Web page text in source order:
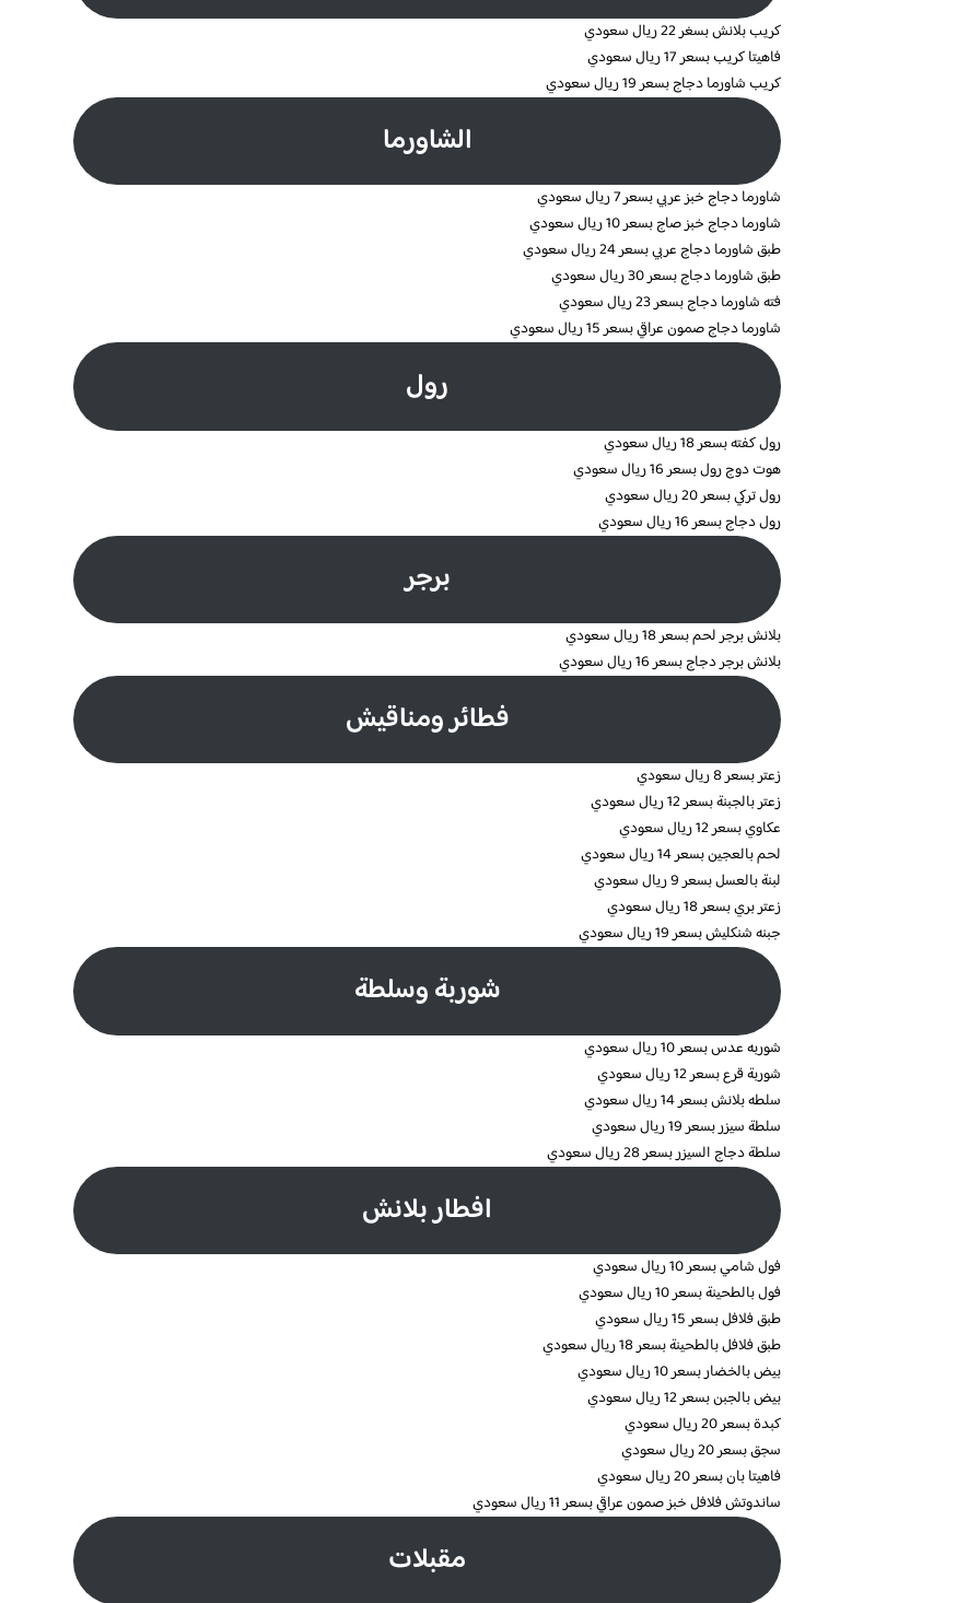
كريب بلانش بسغر 22 ريال سعودي
فاهيتا كريب بسعر 17 ريال سعودي
كريب شاورما دجاج بسعر 19 ريال سعودي
الشاورما
شاورما دجاج خبز عربي بسعر 7 ريال سعودي
شاورما دجاج خبز صاج بسعر 10 ريال سعودي
طبق شاورما دجاج عربي بسعر 24 ريال سعودي
طبق شاورما دجاج بسعر 30 ريال سعودي
فته شاورما دجاج بسعر 23 ريال سعودي
شاورما دجاج صمون عراقي بسعر 15 ريال سعودي
رول
رول كفته بسعر 18 ريال سعودي
هوت دوج رول بسعر 16 ريال سعودي
رول تركي بسعر 20 ريال سعودي
رول دجاج بسعر 16 ريال سعودي
برجر
بلانش برجر لحم بسعر 18 ريال سعودي
بلانش برجر دجاج بسعر 16 ريال سعودي
فطائر ومناقيش
زعتر بسعر 8 ريال سعودي
زعتر بالجبنة بسعر 12 ريال سعودي
عكاوي بسعر 12 ريال سعودي
لحم بالعجين بسعر 14 ريال سعودي
لبنة بالعسل بسعر 9 ريال سعودي
زعتر بري بسعر 18 ريال سعودي
جبنه شنكليش بسعر 19 ريال سعودي
شوربة وسلطة
شوربه عدس بسعر 10 ريال سعودي
شوربة قرع بسعر 12 ريال سعودي
سلطه بلانش بسعر 14 ريال سعودي
سلطة سيزر بسعر 19 ريال سعودي
سلطة دجاج السيزر بسعر 28 ريال سعودي
افطار بلانش
فول شامي بسعر 10 ريال سعودي
فول بالطحينة بسعر 10 ريال سعودي
طبق فلافل بسعر 15 ريال سعودي
طبق فلافل بالطحينة بسعر 18 ريال سعودي
بيض بالخضار بسعر 10 ريال سعودي
بيض بالجبن بسعر 12 ريال سعودي
كبدة بسعر 20 ريال سعودي
سجق بسعر 20 ريال سعودي
فاهيتا بان بسعر 20 ريال سعودي
ساندوتش فلافل خبز صمون عراقي بسعر 11 ريال سعودي
مقبلات